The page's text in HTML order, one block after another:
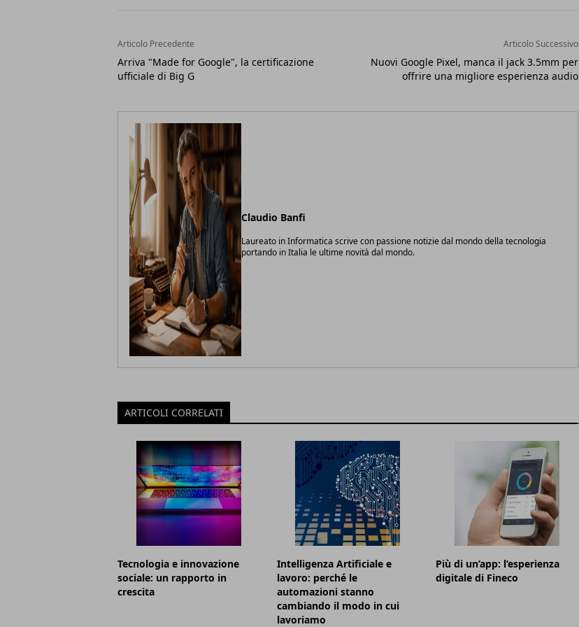
Articolo Precedente
Arriva "Made for Google", la certificazione
ufficiale di Big G
Articolo Successivo
Nuovi Google Pixel, manca il jack 3.5mm per
offrire una migliore esperienza audio
Claudio Banfi
Laureato in Informatica scrive con passione notizie dal mondo della tecnologia
portando in Italia le ultime novità dal mondo.
ARTICOLI CORRELATI
Tecnologia e innovazione
sociale: un rapporto in
crescita
Intelligenza Artificiale e
lavoro: perché le
automazioni stanno
cambiando il modo in cui
lavoriamo
Più di un’app: l’esperienza
digitale di Fineco